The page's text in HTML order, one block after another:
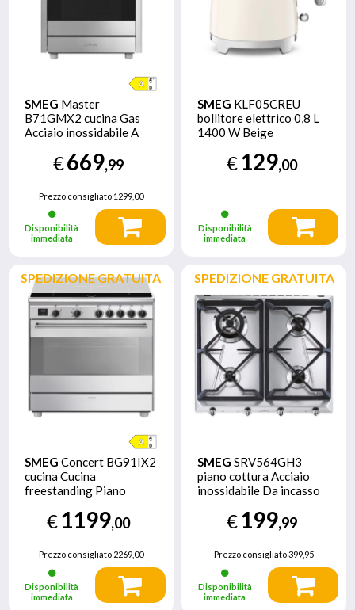
SMEG Master
B71GMX2 cucina Gas
Acciaio inossidabile A
€669,99
Prezzo consigliato1299,00
Disponibilità
immediata
SMEG KLF05CREU
bollitore elettrico 0,8 L
1400 W Beige
€129,00
Disponibilità
immediata
SPEDIZIONE GRATUITA
SMEG Concert BG91IX2
cucina Cucina
freestanding Piano
Acciaio inossidabile A
€1199,00
Prezzo consigliato2269,00
Disponibilità
immediata
SPEDIZIONE GRATUITA
SMEG SRV564GH3
piano cottura Acciaio
inossidabile Da incasso
€199,99
Prezzo consigliato399,95
Disponibilità
immediata